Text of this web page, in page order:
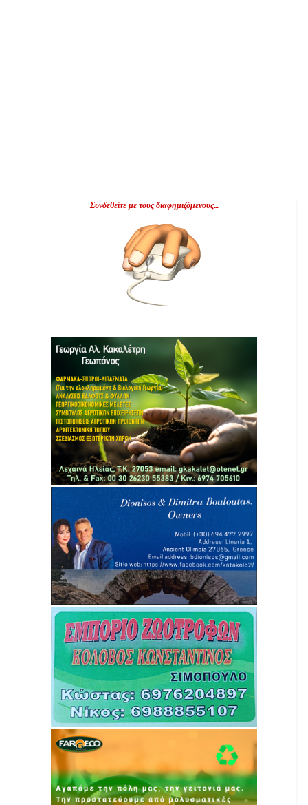
Συνδεθείτε με τους διαφημιζόμενους...